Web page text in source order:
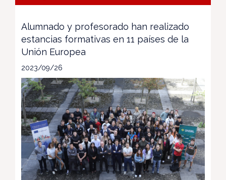
Alumnado y profesorado han realizado
estancias formativas en 11 países de la
Unión Europea
2023/09/26